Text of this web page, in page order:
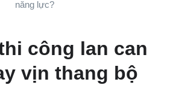
năng lực?
công lan can
vịn thang bộ